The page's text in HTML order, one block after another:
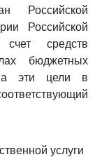
Российской
Российской
средств
бюджетных
на эти цели в
услуги